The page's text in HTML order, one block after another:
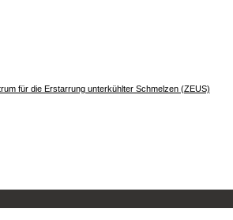
für die Erstarrung unterkühlter Schmelzen (ZEUS)